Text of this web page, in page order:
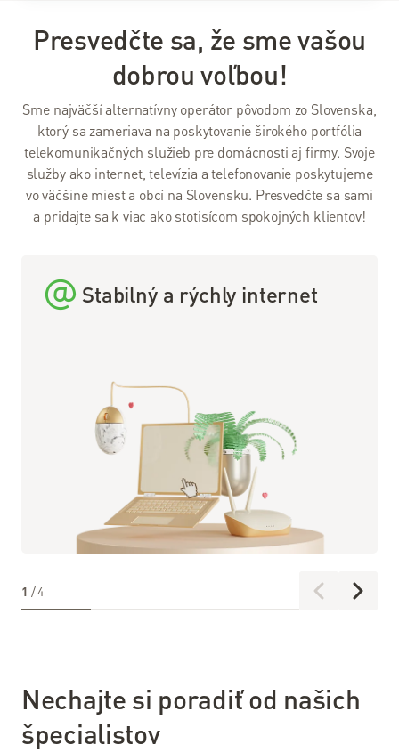
televízia
Internetom
Návody
Pomoc
a
Pomoc
a
Pomoc –
riešenie
problémov
Prevádzkové
oznamy
Presvedčte sa, že sme vašou
dobrou voľbou!
Sme najväčší alternatívny operátor pôvodom zo Slovenska,
ktorý sa zameriava na poskytovanie širokého portfólia
telekomunikačných služieb pre domácnosti aj firmy. Svoje
služby ako internet, televízia a telefonovanie poskytujeme
vo väčšine miest a obcí na Slovensku. Presvedčte sa sami
a pridajte sa k viac ako stotisícom spokojných klientov!
Stabilný a rýchly internet
1 /4
Nechajte si poradiť od našich
špecialistov